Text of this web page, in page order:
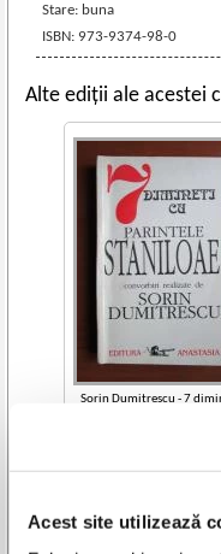
Acest site utilizează
Stare: buna
ISBN: 973-9374-98-0
Alte ediții ale acestei
Sorin Dumitrescu - 7